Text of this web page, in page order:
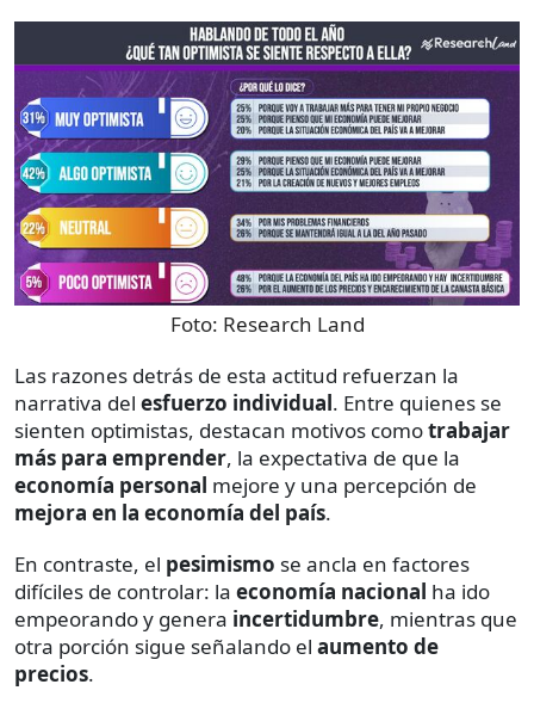
Foto: Research Land
Las razones detrás de esta actitud refuerzan la
narrativa del esfuerzo individual. Entre quienes se
sienten optimistas, destacan motivos comotrabajar
más para emprender, la expectativa de que la
economía personal mejore y una percepción de
mejora en la economía del país.
En contraste, el pesimismo se ancla en factores
difíciles de controlar: la economía nacional ha ido
empeorando y genera incertidumbre, mientras que
otra porción sigue señalando el aumento de
precios.